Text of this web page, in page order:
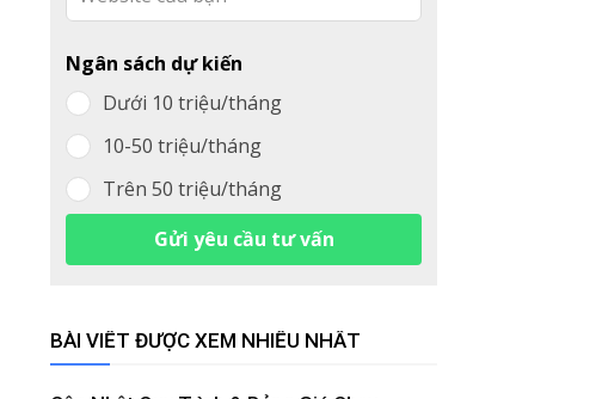
Ngân sách dự kiến
Dưới 10 triệu/tháng
10-50 triệu/tháng
Trên 50 triệu/tháng
Gửi yêu cầu tư vấn
BÀI VIẾT ĐƯỢC XEM NHIỀU NHẤT